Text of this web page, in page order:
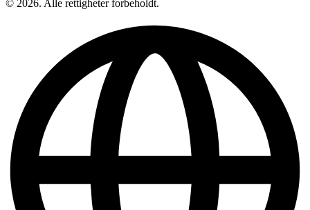
© 2026. Alle rettigheter forbeholdt.